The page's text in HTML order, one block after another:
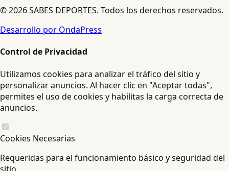
© 2026 SABES DEPORTES. Todos los derechos reservados.
Desarrollo por OndaPress
Control de Privacidad
Utilizamos cookies para analizar el tráfico del sitio y
personalizar anuncios. Al hacer clic en "Aceptar todas",
permites el uso de cookies y habilitas la carga correcta de
anuncios.
Cookies Necesarias
Requeridas para el funcionamiento básico y seguridad del